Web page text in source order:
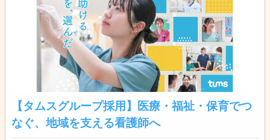
【タムスグループ採用】医療・福祉・保育でつ
なぐ、地域を支える看護師へ